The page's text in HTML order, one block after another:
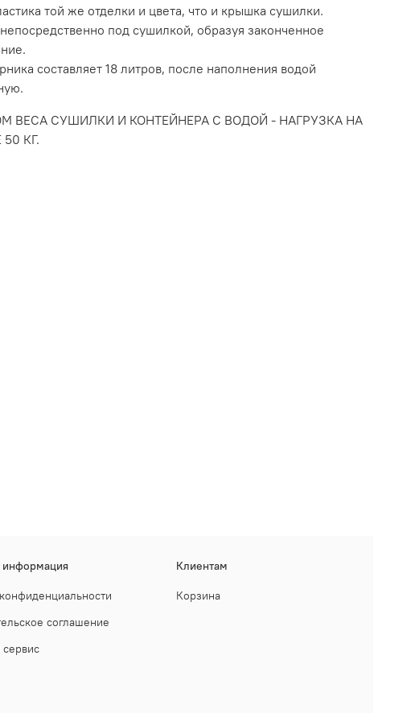
той же отделки и цвета, что и крышка сушилки.
под сушилкой, образуя законченное
составляет 18 литров, после наполнения водой
ВЕСА СУШИЛКИ И КОНТЕЙНЕРА С ВОДОЙ - НАГРУЗКА НА
КГ.
соглашение
сервис
Клиентам
Корзина